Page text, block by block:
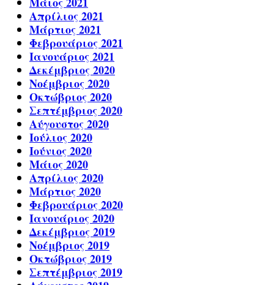
Απρίλιος 2021
Μάρτιος 2021
Φεβρουάριος 2021
Ιανουάριος 2021
Δεκέμβριος 2020
Νοέμβριος 2020
Οκτώβριος 2020
Σεπτέμβριος 2020
Αύγουστος 2020
Ιούλιος 2020
Ιούνιος 2020
Μάιος 2020
Απρίλιος 2020
Μάρτιος 2020
Φεβρουάριος 2020
Ιανουάριος 2020
Δεκέμβριος 2019
Νοέμβριος 2019
Οκτώβριος 2019
Σεπτέμβριος 2019